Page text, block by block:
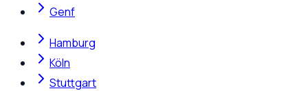
Genf
Hamburg
Köln
Stuttgart